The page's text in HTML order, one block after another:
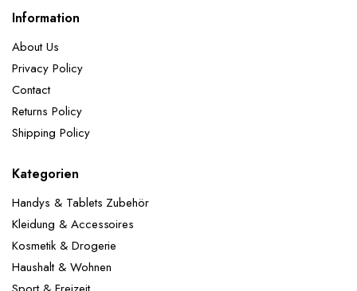
Information
About Us
Privacy Policy
Contact
Returns Policy
Shipping Policy
Kategorien
Handys & Tablets Zubehör
Kleidung & Accessoires
Kosmetik & Drogerie
Haushalt & Wohnen